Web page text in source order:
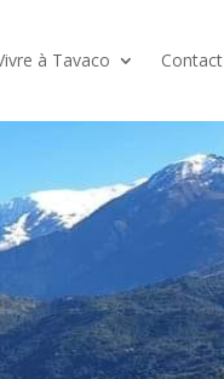
à Tavaco Contact